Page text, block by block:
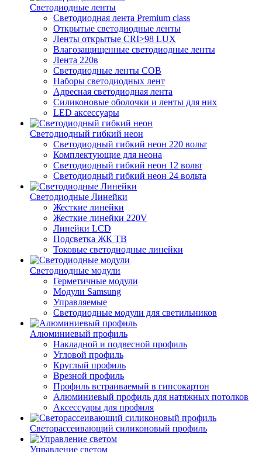
Светодиодные ленты
Светодиодная лента Premium class
Открытые светодиодные ленты
Ленты открытые CRI>98 LUX
Влагозащищенные светодиодные ленты
Лента 220в
Светодиодные ленты COB
Наборы светодиодных лент
Адресная светодиодная лента
Силиконовые оболочки и ленты для них
LED аксессуары
Светодиодный гибкий неон
Светодиодный гибкий неон 220 вольт
Комплектующие для неона
Светодиодный гибкий неон 12 вольт
Светодиодный гибкий неон 24 вольта
Светодиодные Линейки
Жесткие линейки
Жесткие линейки 220V
Линейки LCD
Подсветка ЖК ТВ
Токовые светодиодные линейки
Светодиодные модули
Герметичные модули
Модули Samsung
Управляемые
Светодиодные модули для светильников
Алюминиевый профиль
Накладной и подвесной профиль
Угловой профиль
Круглый профиль
Врезной профиль
Профиль встраиваемый в гипсокартон
Алюминиевый профиль для натяжных потолков
Аксессуары для профиля
Светорассеивающий силиконовый профиль
Управление светом